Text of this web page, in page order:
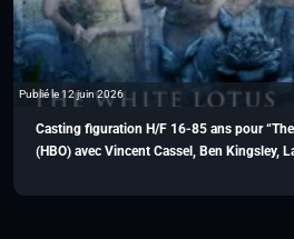
Publié le 12 juin 2026
Casting figuration H/F 16-85 ans pour
(HBO) avec Vincent Cassel, Ben Kingsley,